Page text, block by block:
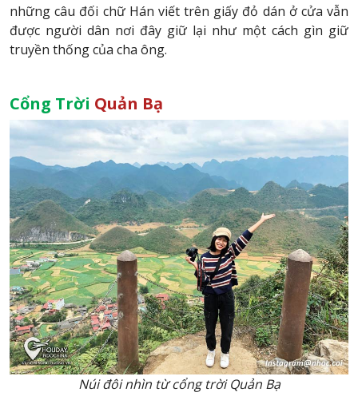
những câu đối chữ Hán viết trên giấy đỏ dán ở cửa vẫn
được người dân nơi đây giữ lại như một cách gìn giữ
truyền thống của cha ông.
Cổng Trời Quản Bạ
Núi đôi nhìn từ cổng trời Quản Bạ